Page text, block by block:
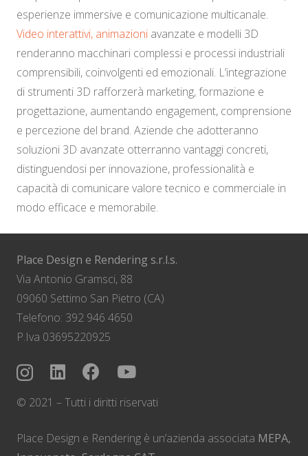
esperienze immersive e comunicazione multicanale.
Video interattivi, animazioni avanzate e modelli 3D
renderanno macchinari complessi e processi industriali
comprensibili, coinvolgenti ed emozionali. L’integrazione
di strumenti 3D rafforzerà marketing, formazione e
progettazione, aumentando engagement, comprensione
e percezione del brand. Aziende che adotteranno
soluzioni 3D avanzate otterranno vantaggi concreti,
distinguendosi per innovazione, professionalità e
capacità di comunicare valore tecnico e commerciale in
modo efficace e memorabile.
Place Design e Rendering s.r.l.s.
Via Antonio Gramsci, 88
09060 Settimo San Pietro (CA)
Telefono: 392 946 4650
P.Iva 03695220925
© 2021 – Tutti i diritti riservati
Place Design e Rendering è un’azienda associata MEPA,